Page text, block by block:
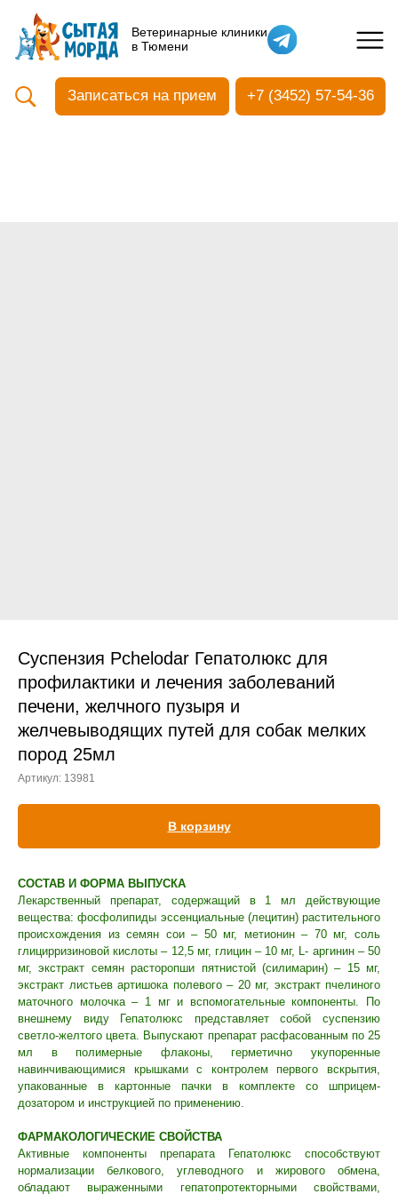
Ветеринарные клиники
в Тюмени
Кастрация собак
Вакцинация
Ультразвуковая чистка зубов
Общий анализ крови
Лечение кроликов
Лечение хомяков
Лечение шиншилл
Вакцинация хорьков
Суспензия Pchelodar Гепатолюкс для
профилактики и лечения заболеваний
печени, желчного пузыря и
желчевыводящих путей для собак мелких
пород 25мл
Артикул: 13981
В корзину
СОСТАВ И ФОРМА ВЫПУСКА
Лекарственный препарат, содержащий в 1 мл действующие
вещества: фосфолипиды эссенциальные (лецитин) растительного
происхождения из семян сои – 50 мг, метионин – 70 мг, соль
глицирризиновой кислоты – 12,5 мг, глицин – 10 мг, L- аргинин – 50
мг, экстракт семян расторопши пятнистой (силимарин) – 15 мг,
экстракт листьев артишока полевого – 20 мг, экстракт пчелиного
маточного молочка – 1 мг и вспомогательные компоненты. По
внешнему виду Гепатолюкс представляет собой суспензию
светло-желтого цвета. Выпускают препарат расфасованным по 25
мл в полимерные флаконы, герметично укупоренные
навинчивающимися крышками с контролем первого вскрытия,
упакованные в картонные пачки в комплекте со шприцем-
дозатором и инструкцией по применению.
ФАРМАКОЛОГИЧЕСКИЕ СВОЙСТВА
Активные компоненты препарата Гепатолюкс способствуют
нормализации белкового, углеводного и жирового обмена,
обладают выраженными гепатопротекторными свойствами,